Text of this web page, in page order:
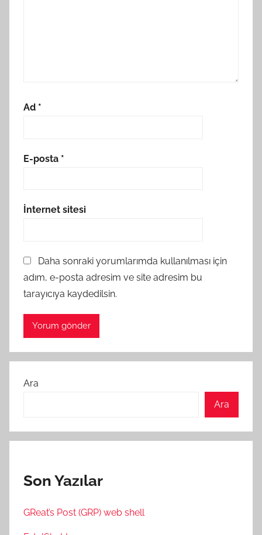
Ad *
E-posta *
İnternet sitesi
Daha sonraki yorumlarımda kullanılması için
adım, e-posta adresim ve site adresim bu
tarayıcıya kaydedilsin.
Ara
Ara
Son Yazılar
GReat’s Post (GRP) web shell